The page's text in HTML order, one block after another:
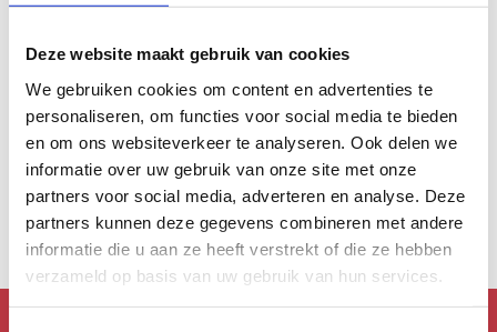
Deze website maakt gebruik van cookies
We gebruiken cookies om content en advertenties te
personaliseren, om functies voor social media te bieden
en om ons websiteverkeer te analyseren. Ook delen we
informatie over uw gebruik van onze site met onze
partners voor social media, adverteren en analyse. Deze
partners kunnen deze gegevens combineren met andere
informatie die u aan ze heeft verstrekt of die ze hebben
verzameld op basis van uw gebruik van hun services.
Anders kan je altijd even de zoekfunctie proberen?
Ofbekijk de agenda , die is altijd wel goed gevuld.
Of lees een artikel uitons archief.
Anders kan je altijd terug naar dehomepage.